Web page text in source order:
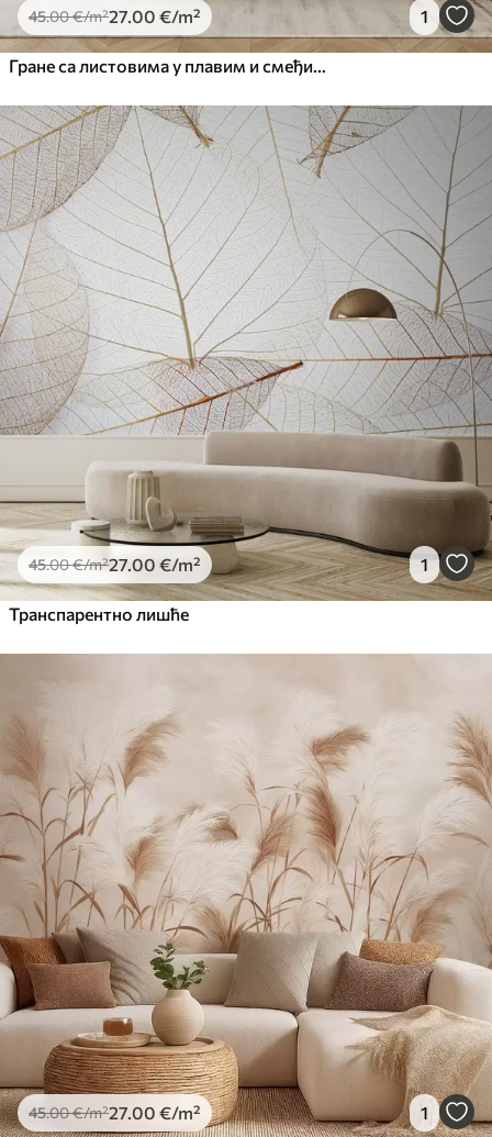
45.00€/m²27 .00 €/m² 1
45.00€/m²27.00 €/m² 1
Транспарентно лишће
45.00€/m²27 .00 €/m² 1